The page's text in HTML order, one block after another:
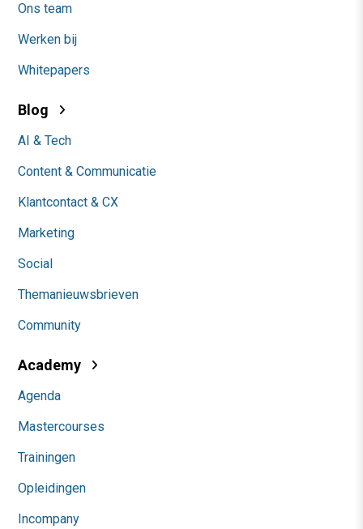
Ons team
Werken bij
Whitepapers
Blog
AI & Tech
Content & Communicatie
Klantcontact & CX
Marketing
Social
Themanieuwsbrieven
Community
Academy
Agenda
Mastercourses
Trainingen
Opleidingen
Incompany